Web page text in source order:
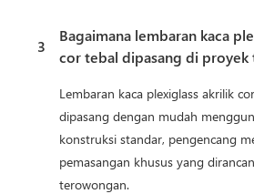
3
Bagaimana lembaran kaca
cor tebal dipasang di proyek
Lembaran kaca plexiglass akrilik
dipasang dengan mudah
konstruksi standar, pengencang
pemasangan khusus yang
terowongan.